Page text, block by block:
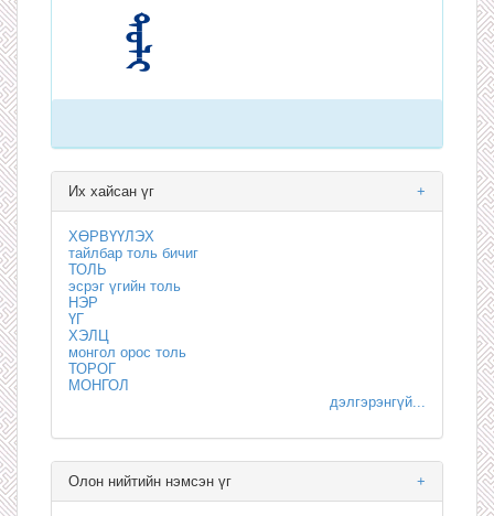
+
Их хайсан үг
ХӨРВҮҮЛЭХ
тайлбар толь бичиг
ТОЛЬ
эсрэг үгийн толь
НЭР
ҮГ
ХЭЛЦ
монгол орос толь
ТОРОГ
МОНГОЛ
дэлгэрэнгүй...
+
Олон нийтийн нэмсэн үг